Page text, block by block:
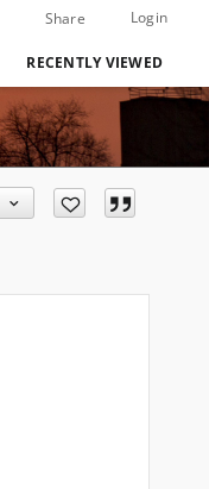
Share Login
RECENTLY VIEWED